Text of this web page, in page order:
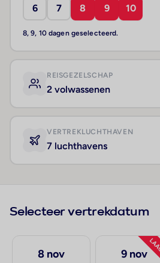
6 7 8 9 10
8, 9, 10 dagen geselecteerd.
REISGEZELSCHAP
2 volwassenen
VERTREKLUCHTHAVEN
7 luchthavens
Selecteer vertrekdatum
8 nov 9 nov